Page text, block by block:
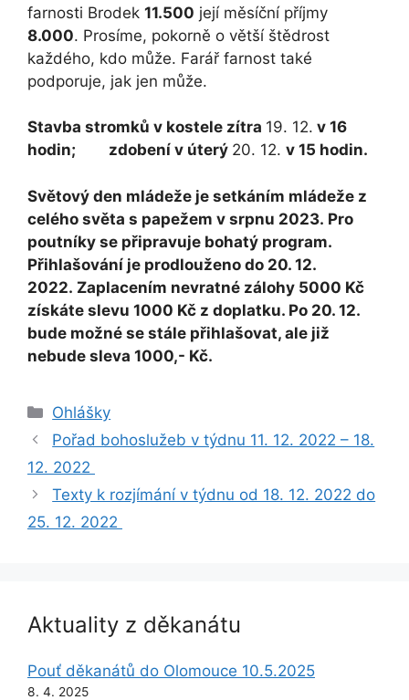
farnosti Brodek 11.500 její měsíční příjmy
8.000. Prosíme, pokorně o větší štědrost
každého, kdo může. Farář farnost také
podporuje, jak jen může.
Stavba stromků v kostele zítra 19. 12. v 16
hodin; zdobení v úterý 20. 12. v 15 hodin.
Světový den mládeže je setkáním mládeže z
celého světa s papežem v srpnu 2023. Pro
poutníky se připravuje bohatý program.
Přihlašování je prodlouženo do 20. 12.
2022. Zaplacením nevratné zálohy 5000 Kč
získáte slevu 1000 Kč z doplatku. Po 20. 12.
bude možné se stále přihlašovat, ale již
nebude sleva 1000,- Kč.
Rubriky
Ohlášky
Pořad bohoslužeb v týdnu 11. 12. 2022 – 18.
12. 2022
Texty k rozjímání v týdnu od 18. 12. 2022 do
25. 12. 2022
Aktuality z děkanátu
Pouť děkanátů do Olomouce 10.5.2025
8. 4. 2025